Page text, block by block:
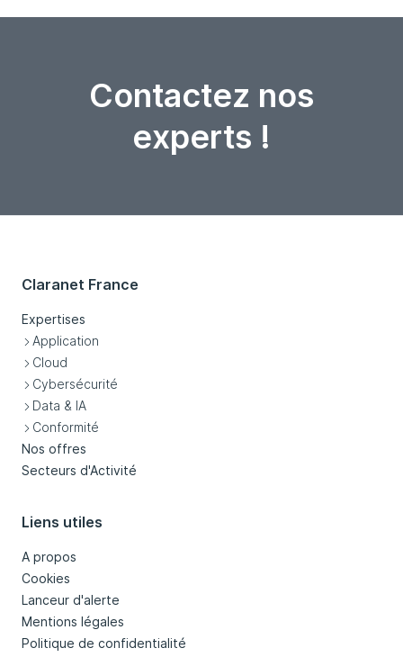
Contactez nos
experts !
Claranet France
Expertises
Application
Cloud
Cybersécurité
Data & IA
Conformité
Nos offres
Secteurs d'Activité
Liens utiles
A propos
Cookies
Lanceur d'alerte
Mentions légales
Politique de confidentialité